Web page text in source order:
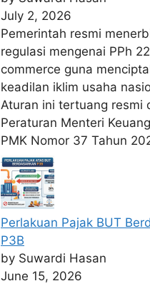
July 2, 2026
Pemerintah resmi
regulasi mengenai PPh
commerce guna
keadilan iklim usaha
Aturan ini tertuang resmi
Peraturan Menteri
PMK Nomor 37 Tahun
Perlakuan Pajak BUT
P3B
by Suwardi Hasan
June 15, 2026